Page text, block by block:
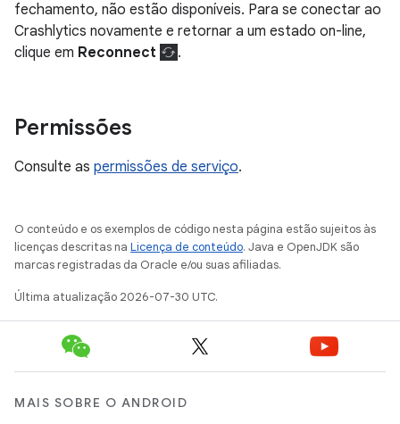
fechamento, não estão disponíveis. Para se conectar ao
Crashlytics novamente e retornar a um estado on-line,
clique em Reconnect .
Permissões
Consulte as permissões de serviço.
O conteúdo e os exemplos de código nesta página estão sujeitos às
licenças descritas na Licença de conteúdo. Java e OpenJDK são
marcas registradas da Oracle e/ou suas afiliadas.
Última atualização 2026-07-30 UTC.
MAIS SOBRE O ANDROID